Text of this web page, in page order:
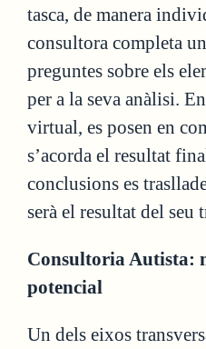
tasca, de manera
consultora completa
preguntes sobre els
per a la seva anàlisi.
virtual, es posen en
s’acorda el resultat
conclusions es
serà el resultat del seu
Consultoria Autista:
potencial
Un dels eixos